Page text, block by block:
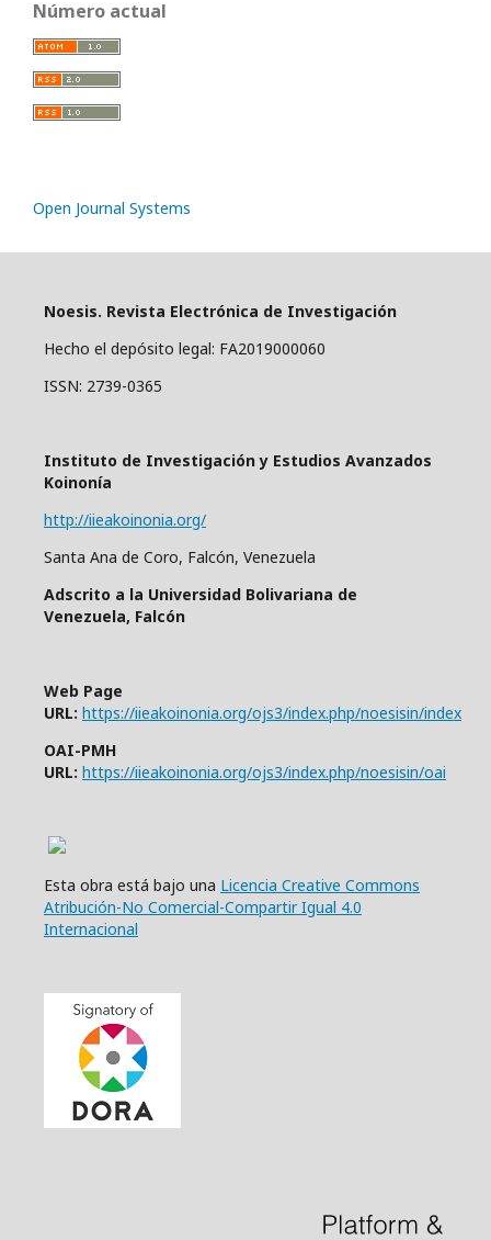
Número actual
Open Journal Systems
Noesis. Revista Electrónica de Investigación
Hecho el depósito legal: FA2019000060
ISSN: 2739-0365
Instituto de Investigación y Estudios Avanzados
Koinonía
http://iieakoinonia.org/
Santa Ana de Coro, Falcón, Venezuela
Adscrito a la Universidad Bolivariana de
Venezuela, Falcón
Web Page
URL: https://iieakoinonia.org/ojs3/index.php/noesisin/index
OAI-PMH
URL: https://iieakoinonia.org/ojs3/index.php/noesisin/oai
Esta obra está bajo una Licencia Creative Commons
Atribución-No Comercial-Compartir Igual 4.0
Internacional